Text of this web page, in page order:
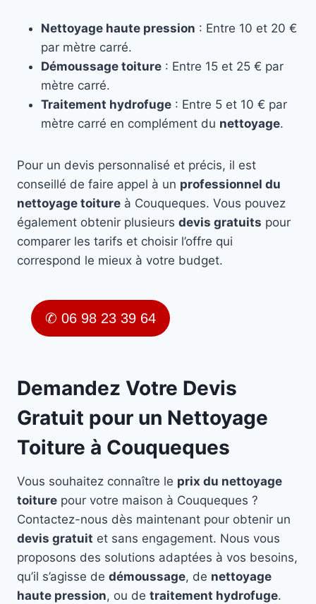
Nettoyage haute pression : Entre 10 et 20 €
par mètre carré.
Démoussage toiture : Entre 15 et 25 € par
mètre carré.
Traitement hydrofuge : Entre 5 et 10 € par
mètre carré en complément du nettoyage.
Pour un devis personnalisé et précis, il est
conseillé de faire appel à un professionnel du
nettoyage toiture à Couqueques. Vous pouvez
également obtenir plusieurs devis gratuits pour
comparer les tarifs et choisir l’offre qui
correspond le mieux à votre budget.
✆ 06 98 23 39 64
Demandez Votre Devis
Gratuit pour un Nettoyage
Toiture à Couqueques
Vous souhaitez connaître le prix du nettoyage
toiture pour votre maison à Couqueques ?
Contactez-nous dès maintenant pour obtenir un
devis gratuit et sans engagement. Nous vous
proposons des solutions adaptées à vos besoins,
qu’il s’agisse de démoussage, de nettoyage
haute pression, ou de traitement hydrofuge.